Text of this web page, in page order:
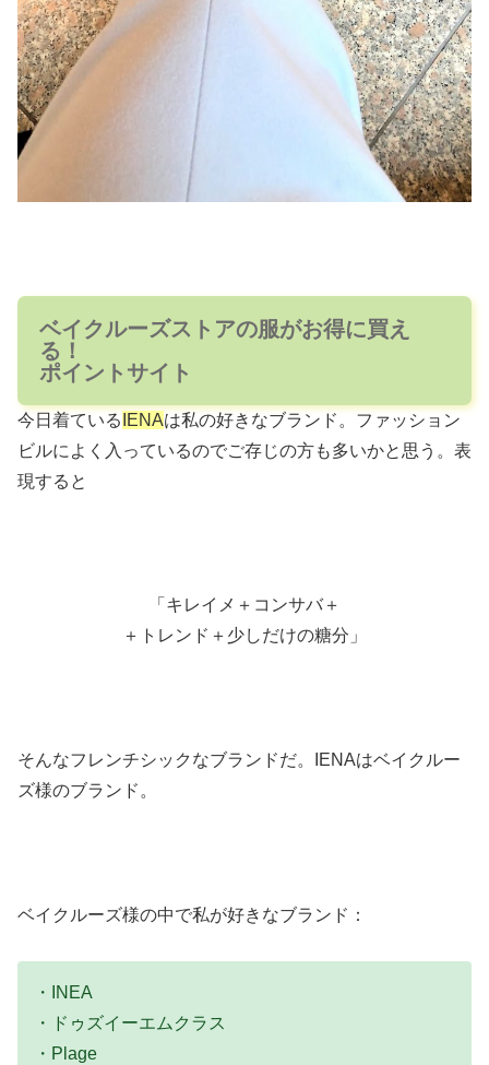
ベイクルーズストアの服がお得に買え
る！
ポイントサイト
今日着ている IENAは私の好きなブランド。ファッション
ビルによく入っているのでご存じの方も多いかと思う。表
現すると
「キレイメ＋コンサバ＋
＋トレンド＋少しだけの糖分」
そんなフレンチシックなブランドだ。IENAはベイクルー
ズ様のブランド。
ベイクルーズ様の中で私が好きなブランド：
・INEA
・ドゥズイーエムクラス
・Plage